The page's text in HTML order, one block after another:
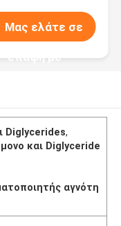
Μας ελάτε σε
επαφή με
Diglycerides,
και Diglyceride
αγνότη